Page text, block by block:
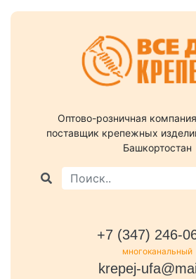
Оптово-розничная
поставщик крепежных
Башкортостан
+7 (347) 246-
многоканальный
krepej-